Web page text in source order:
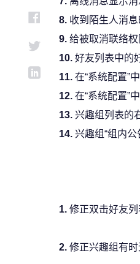
8. 收到陌生人消
9. 给被取消联络
10. 好友列表中的
11. 在“系统配置”
12. 在“系统配置”
13. 兴趣组列表的
14. 兴趣组“组内公
1. 修正双击好友
2. 修正兴趣组有